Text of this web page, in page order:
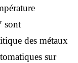
sont
des métaux
sur